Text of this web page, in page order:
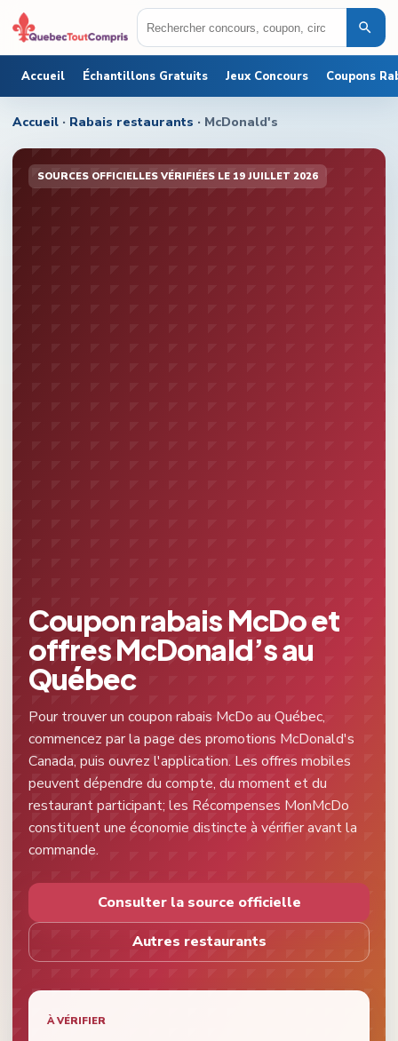
Accueil Échantillons Gratuits Jeux Concours Coupons
Accueil · Rabais restaurants · McDonald's
SOURCES OFFICIELLES VÉRIFIÉES LE 19 JUILLET 2026
Coupon rabais McDo et
offres McDonald’s au
Québec
Pour trouver un coupon rabais McDo au Québec,
commencez par la page des promotions McDonald's
Canada, puis ouvrez l'application. Les offres mobiles
peuvent dépendre du compte, du moment et du
restaurant participant; les Récompenses MonMcDo
constituent une économie distincte à vérifier avant la
commande.
Consulter la source officielle
Autres restaurants
À VÉRIFIER